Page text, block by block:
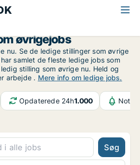
øvrigejobs
nu. Se de ledige stillinger som øvrige
samlet de fleste ledige jobs som
stilling som øvrige nu. Held og
arbejde . Mere info om ledige jobs.
Opdaterede 24h1.000
Søg